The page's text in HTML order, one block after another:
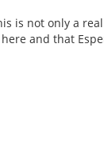
is not only a
and that